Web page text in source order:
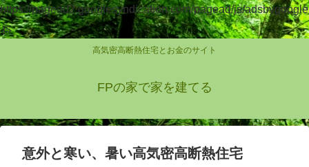
https://pagead2.googlesyndication.com/pagead/js/adsbygoogle
.js
高気密高断熱住宅とお金のサイト
FPの家で家を建てる
意外と寒い、暑い高気密高断熱住宅